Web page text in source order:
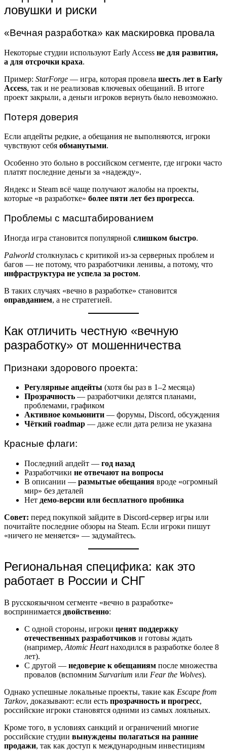
ловушки и риски
«Вечная разработка» как маскировка провала
Некоторые студии используют Early Access не для развития,
а для отсрочки краха.
Пример: StarForge — игра, которая провела шесть лет в Early
Access, так и не реализовав ключевых обещаний. В итоге
проект закрыли, а деньги игроков вернуть было невозможно.
Потеря доверия
Если апдейты редкие, а обещания не выполняются, игроки
чувствуют себя обманутыми.
Особенно это больно в российском сегменте, где игроки часто
платят последние деньги за «надежду».
Яндекс и Steam всё чаще получают жалобы на проекты,
которые «в разработке» более пяти лет без прогресса.
Проблемы с масштабированием
Иногда игра становится популярной слишком быстро.
Palworld столкнулась с критикой из-за серверных проблем и
багов — не потому, что разработчики ленивы, а потому, что
инфраструктура не успела за ростом.
В таких случаях «вечно в разработке» становится
оправданием, а не стратегией.
Как отличить честную «вечную
разработку» от мошенничества
Признаки здорового проекта:
Регулярные апдейты (хотя бы раз в 1–2 месяца)
Прозрачность — разработчики делятся планами,
проблемами, графиком
Активное комьюнити — форумы, Discord, обсуждения
Чёткий roadmap — даже если дата релиза не указана
Красные флаги:
Последний апдейт — год назад
Разработчики не отвечают на вопросы
В описании — размытые обещания вроде «огромный
мир» без деталей
Нет демо-версии или бесплатного пробника
Совет: перед покупкой зайдите в Discord-сервер игры или
почитайте последние обзоры на Steam. Если игроки пишут
«ничего не меняется» — задумайтесь.
Региональная специфика: как это
работает в России и СНГ
В русскоязычном сегменте «вечно в разработке»
воспринимается двойственно:
С одной стороны, игроки ценят поддержку
отечественных разработчиков и готовы ждать
(например, Atomic Heartнаходился в разработке более 8
лет).
С другой — недоверие к обещаниям после множества
провалов (вспомним Survarium или Fear the Wolves).
Однако успешные локальные проекты, такие как Escape from
Tarkov, доказывают: если есть прозрачность и прогресс,
российские игроки становятся одними из самых лояльных.
Кроме того, в условиях санкций и ограничений многие
российские студии вынуждены полагаться на ранние
продажи, так как доступ к международным инвестициям